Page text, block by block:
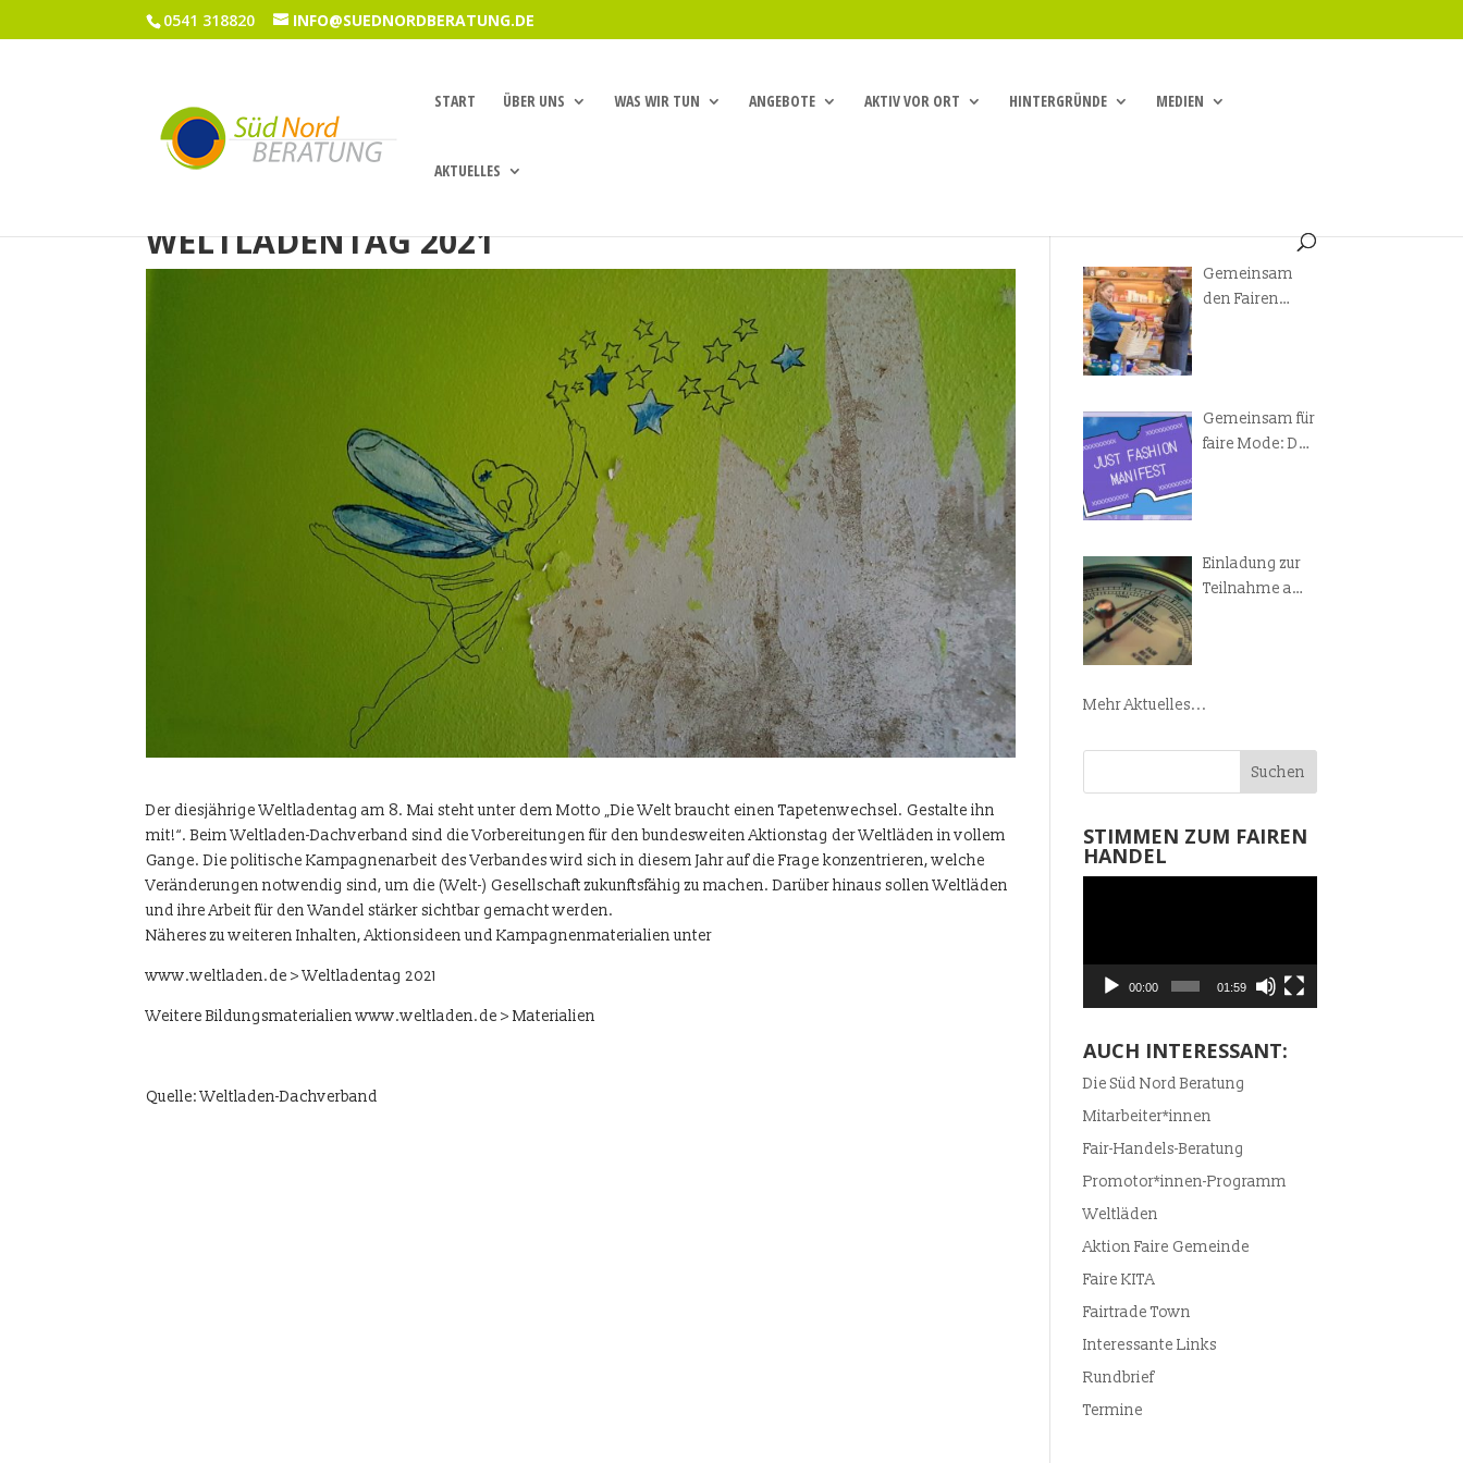
0541 318820 INFO@SUEDNORDBERATUNG.DE
START ÜBER UNS WAS WIR TUN ANGEBOTE AKTIV VOR ORT HINTERGRÜNDE MEDIEN
AKTUELLES
WELTLADENTAG 2021
Der diesjährige Weltladentag am 8. Mai steht unter dem Motto „Die Welt braucht einen Tapetenwechsel. Gestalte ihn
mit!“. Beim Weltladen-Dachverband sind die Vorbereitungen für den bundesweiten Aktionstag der Weltläden in vollem
Gange. Die politische Kampagnenarbeit des Verbandes wird sich in diesem Jahr auf die Frage konzentrieren, welche
Veränderungen notwendig sind, um die (Welt-) Gesellschaft zukunftsfähig zu machen. Darüber hinaus sollen Weltläden
und ihre Arbeit für den Wandel stärker sichtbar gemacht werden.
Näheres zu weiteren Inhalten, Aktionsideen und Kampagnenmaterialien unter
www.weltladen.de > Weltladentag 2021
Weitere Bildungsmaterialien www.weltladen.de > Materialien
Quelle: Weltladen-Dachverband
Gemeinsam
den Fairen
Gemeinsam für
faire Mode: Das
Einladung zur
Teilnahme am
Mehr Aktuelles...
STIMMEN ZUM FAIREN
HANDEL
00:00 01:59
AUCH INTERESSANT:
Die Süd Nord Beratung
Mitarbeiter*innen
Fair-Handels-Beratung
Promotor*innen-Programm
Weltläden
Aktion Faire Gemeinde
Faire KITA
Fairtrade Town
Interessante Links
Rundbrief
Termine